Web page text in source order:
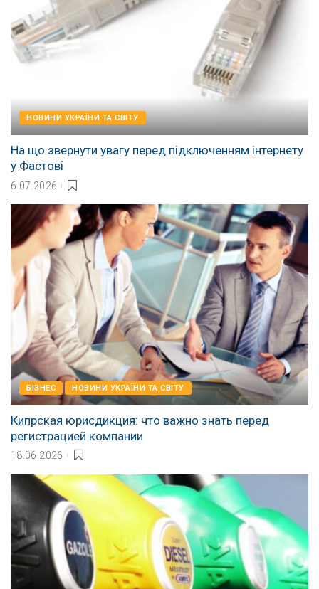
НОВИНИ УКРАЇНИ ТА СВІТУ
На що звернути увагу перед підключенням інтернету
у Фастові
6.07.2026
БІЗНЕС НОВИНИ УКРАЇНИ ТА СВІТУ
Кипрская юрисдикция: что важно знать перед
регистрацией компании
18.06.2026